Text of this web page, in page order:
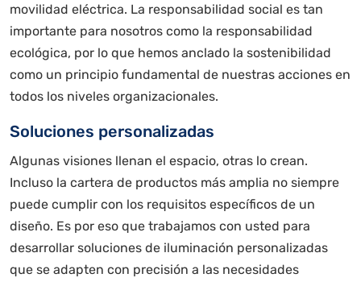
movilidad eléctrica. La responsabilidad social es tan
importante para nosotros como la responsabilidad
ecológica, por lo que hemos anclado la sostenibilidad
como un principio fundamental de nuestras acciones en
todos los niveles organizacionales.
Soluciones personalizadas
Algunas visiones llenan el espacio, otras lo crean.
Incluso la cartera de productos más amplia no siempre
puede cumplir con los requisitos específicos de un
diseño. Es por eso que trabajamos con usted para
desarrollar soluciones de iluminación personalizadas
que se adapten con precisión a las necesidades